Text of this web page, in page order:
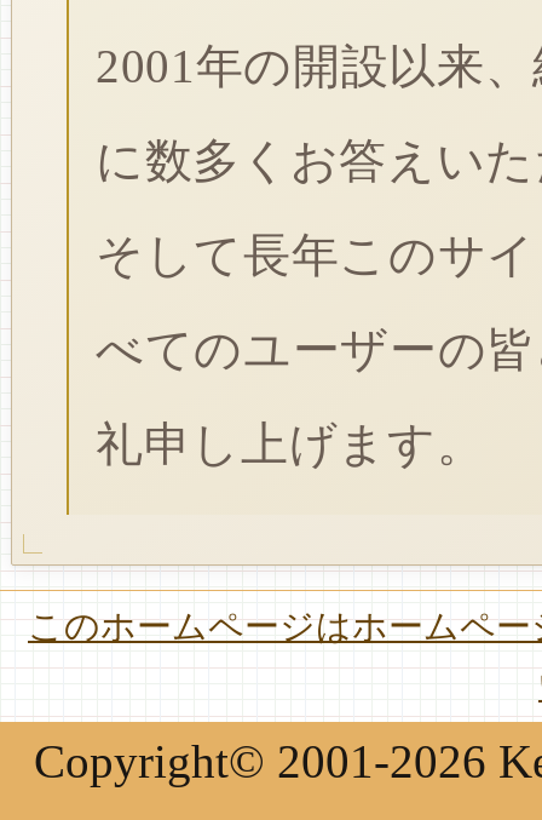
2001年の開設以来
に数多くお答えい
そして長年このサ
べてのユーザーの
礼申し上げます。
このホームページはホームペ
Copyright© 2001-2026